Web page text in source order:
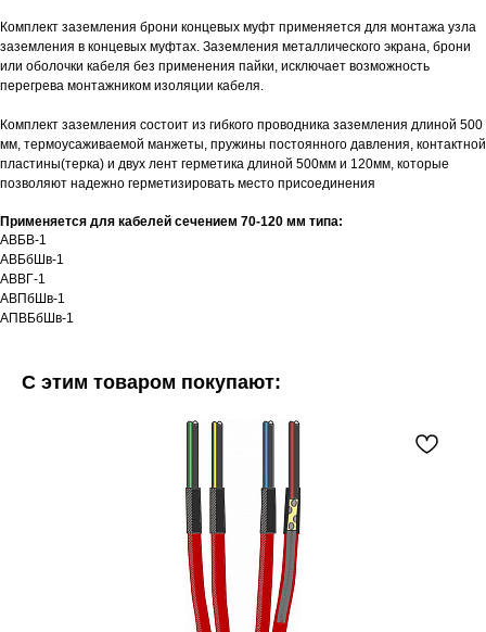
Комплект заземления брони концевых муфт применяется для монтажа узла
заземления в концевых муфтах. Заземления металлического экрана, брони
или оболочки кабеля без применения пайки, исключает возможность
перегрева монтажником изоляции кабеля.
Комплект заземления состоит из гибкого проводника заземления длиной 500
мм, термоусаживаемой манжеты, пружины постоянного давления, контактной
пластины(терка) и двух лент герметика длиной 500мм и 120мм, которые
позволяют надежно герметизировать место присоединения
Применяется для кабелей сечением 70-120 мм типа:
АВБВ-1
АВБбШв-1
АВВГ-1
АВПбШв-1
АПВБбШв-1
С этим товаром покупают: